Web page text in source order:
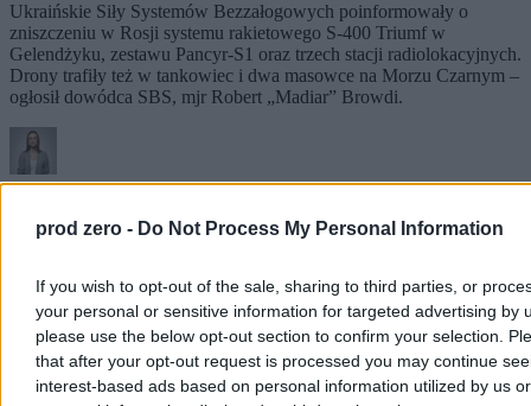
prod zero - Do Not Process My Personal Information
If you wish to opt-out of the sale, sharing to third parties, or
your personal or sensitive information for targeted advertising by
please use the below opt-out section to confirm your selection.
that after your opt-out request is processed you may continue
interest-based ads based on personal information utilized by us or
Ukraińskie Siły Systemów Bezzałogowych poinformowały o
zniszczeniu w Rosji systemu rakietowego S-400 Triumf w
Gelendżyku, zestawu Pancyr-S1 oraz trzech stacji radiolokacyjnych.
Drony trafiły też w tankowiec i dwa masowce na Morzu Czarnym –
ogłosił dowódca SBS, mjr Robert „Madiar” Browdi.
Aleksandra Cieślik
2 min